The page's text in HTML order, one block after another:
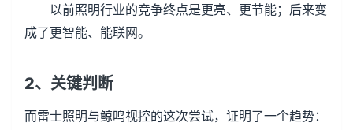
以前照明行业的竞争终点是更亮、更节能；后来变
成了更智能、能联网。
2、关键判断
而雷士照明与鲸鸣视控的这次尝试，证明了一个趋势：